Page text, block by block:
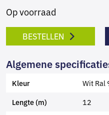
Op voorraad
BESTELLEN
Algemene
Kleur Wit Ral
Lengte (m) 12